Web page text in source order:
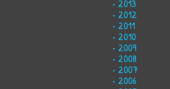
2013
2012
2011
2010
2009
2008
2007
2006